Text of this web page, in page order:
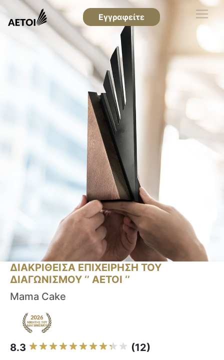
Εγγραφείτε
ΔΙΑΚΡΙΘΕΙΣΑ ΕΠΙΧΕΙΡΗΣΗ ΤΟΥ
ΔΙΑΓΩΝΙΣΜΟΥ ‘’ ΑΕΤΟΙ ‘’
Mama Cake
8.3 (12)